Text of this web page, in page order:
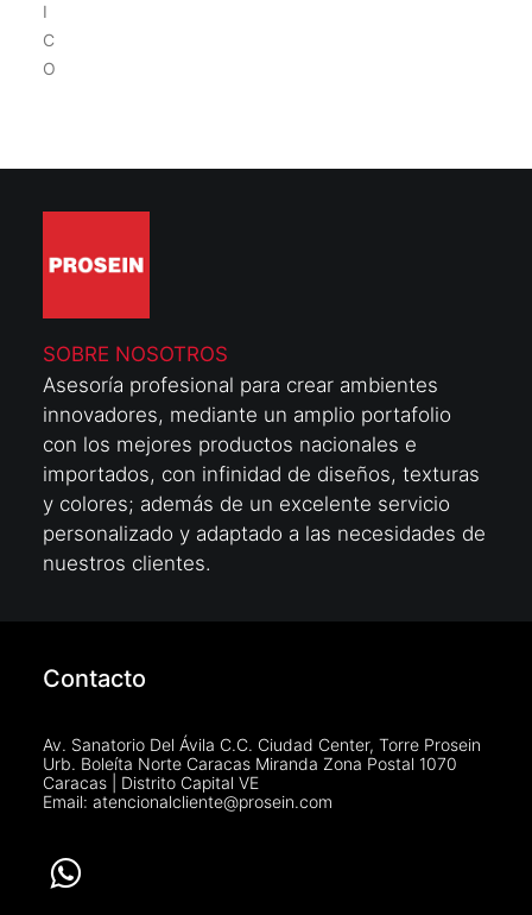
I
C
O
SOBRE NOSOTROS
Asesoría profesional para crear ambientes
innovadores, mediante un amplio portafolio
con los mejores productos nacionales e
importados, con infinidad de diseños, texturas
y colores; además de un excelente servicio
personalizado y adaptado a las necesidades de
nuestros clientes.
Contacto
Av. Sanatorio Del Ávila C.C. Ciudad Center, Torre Prosein
Urb. Boleíta Norte Caracas Miranda Zona Postal 1070
Caracas | Distrito Capital VE
Email: atencionalcliente@prosein.com